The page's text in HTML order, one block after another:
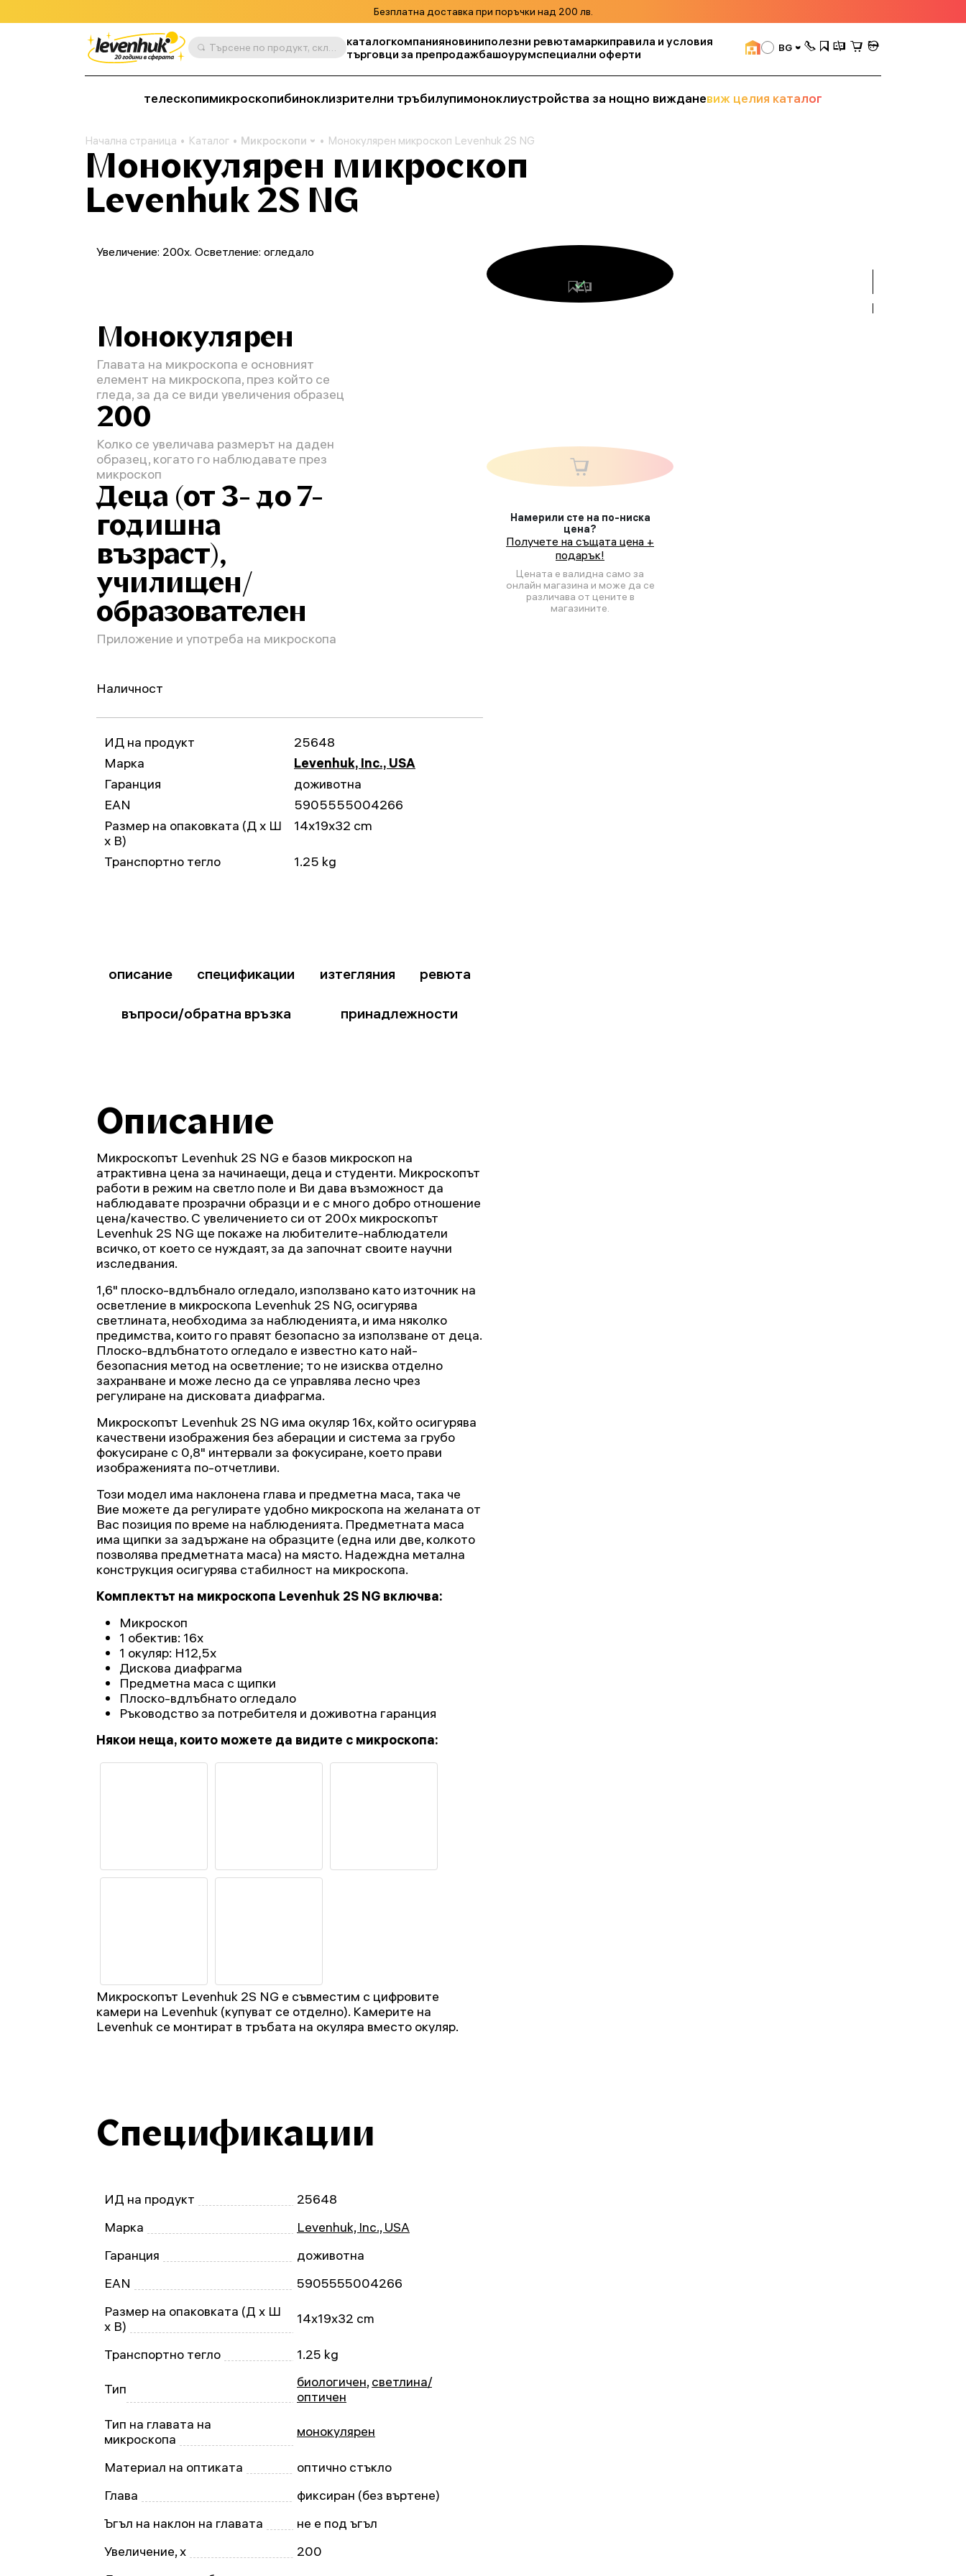
Безплатна доставка при поръчки над 200 лв.
Търсене по продукт, складова единица, категория и т.н. каталогкомпанияновиниполезни ревютамаркиправила и условия
търговци за препродажбашоурумспециални оферти BG
телескопимикроскопибиноклизрителни тръбилупимоноклиустройства за нощно вижданевиж целия каталог
Начална страница Каталог Микроскопи Монокулярен микроскоп Levenhuk 2S NG
Монокулярен микроскоп
Levenhuk 2S NG
вижте
всички
Намерили сте на по-ниска
цена?
Получете на същата цена +
подарък!
Цената е валидна само за
онлайн магазина и може да се
различава от цените в
магазините.
Увеличение: 200x. Осветление: огледало
Монокулярен
Главата на микроскопа е основният
елемент на микроскопа, през който се
гледа, за да се види увеличения образец
200
Колко се увеличава размерът на даден
образец, когато го наблюдавате през
микроскоп
Деца (от 3- до 7-
годишна
възраст),
училищен/
образователен
Приложение и употреба на микроскопа
Наличност
ИД на продукт
25648
Марка
Levenhuk, Inc., USA
Гаранция
доживотна
EAN
5905555004266
Размер на опаковката (Д x Ш
x В)
14x19x32 cm
Транспортно тегло 1.25 kg
описание спецификации изтегляния ревюта
въпроси/обратна връзка принадлежности
Описание
Микроскопът Levenhuk 2S NG е базов микроскоп на
атрактивна цена за начинаещи, деца и студенти. Микроскопът
работи в режим на светло поле и Ви дава възможност да
наблюдавате прозрачни образци и е с много добро отношение
цена/качество. С увеличението си от 200х микроскопът
Levenhuk 2S NG ще покаже на любителите-наблюдатели
всичко, от което се нуждаят, за да започнат своите научни
изследвания.
1,6" плоско-вдлъбнало огледало, използвано като източник на
осветление в микроскопа Levenhuk 2S NG, осигурява
светлината, необходима за наблюденията, и има няколко
предимства, които го правят безопасно за използване от деца.
Плоско-вдлъбнатото огледало е известно като най-
безопасния метод на осветление; то не изисква отделно
захранване и може лесно да се управлява лесно чрез
регулиране на дисковата диафрагма.
Микроскопът Levenhuk 2S NG има окуляр 16x, който осигурява
качествени изображения без аберации и система за грубо
фокусиране с 0,8" интервали за фокусиране, което прави
изображенията по-отчетливи.
Този модел има наклонена глава и предметна маса, така че
Вие можете да регулирате удобно микроскопа на желаната от
Вас позиция по време на наблюденията. Предметната маса
има щипки за задържане на образците (една или две, колкото
позволява предметната маса) на място. Надеждна метална
конструкция осигурява стабилност на микроскопа.
Комплектът на микроскопа Levenhuk 2S NG включва:
Микроскоп
1 обектив: 16x
1 окуляр: H12,5x
Дискова диафрагма
Предметна маса с щипки
Плоско-вдлъбнато огледало
Ръководство за потребителя и доживотна гаранция
Някои неща, които можете да видите с микроскопа:
Микроскопът Levenhuk 2S NG е съвместим с цифровите
камери на Levenhuk (купуват се отделно). Камерите на
Levenhuk се монтират в тръбата на окуляра вместо окуляр.
Спецификации
ИД на продукт
25648
Марка
Levenhuk, Inc., USA
Гаранция
доживотна
EAN
5905555004266
Размер на опаковката (Д x Ш
x В)
14x19x32 cm
Транспортно тегло 1.25 kg
Тип биологичен, светлина/
оптичен
Тип на главата на
микроскопа
монокулярен
Материал на оптиката
оптично стъкло
Глава
фиксиран (без въртене)
Ъгъл на наклон на главата
не е под ъгъл
Увеличение, x
200